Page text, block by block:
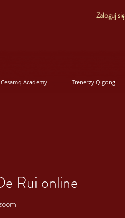
Zaloguj się
Cesamq Academy Trenerzy Qigong
Rui online